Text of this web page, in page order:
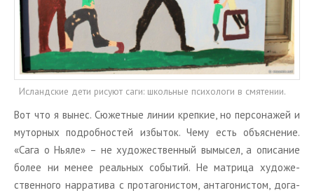
Исландские дети рисуют саги: школьные психологи в смятении.
Вот что я вынес. Сю­жет­ные линии креп­кие, но пер­со­на­жей и
му­тор­ных по­дроб­но­стей из­бы­ток. Чему есть объ­яс­не­ние.
«Сага о Ньяле» – не ху­до­же­ствен­ный вы­мы­сел, а опи­са­ние
более ни менее ре­аль­ных со­бы­тий. Не мат­ри­ца ху­до­же­
ствен­но­го нар­ра­ти­ва с про­та­го­ни­стом, ан­та­го­ни­стом, до­га­